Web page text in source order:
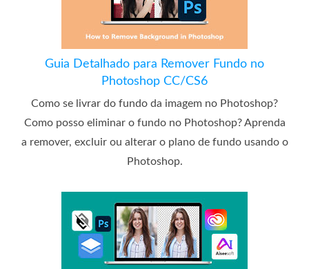
Guia Detalhado para Remover Fundo no
Photoshop CC/CS6
Como se livrar do fundo da imagem no Photoshop?
Como posso eliminar o fundo no Photoshop? Aprenda
a remover, excluir ou alterar o plano de fundo usando o
Photoshop.